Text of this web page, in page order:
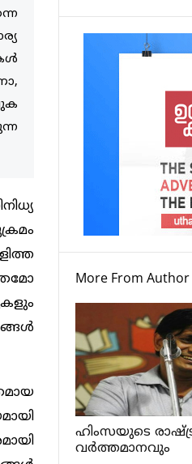
More From Author
ഹിംസയുടെ
വർത്തമാനവും